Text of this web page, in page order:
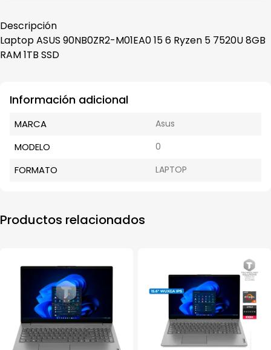
Descripción
Laptop ASUS 90NB0ZR2-M01EA0 15 6 Ryzen 5 7520U 8GB
RAM 1TB SSD
Información adicional
MARCA Asus
MODELO 0
FORMATO LAPTOP
Productos relacionados